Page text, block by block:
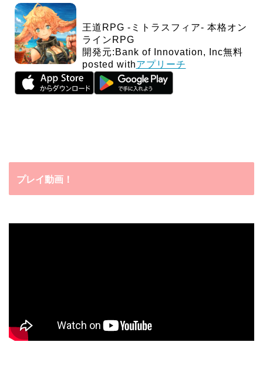
王道RPG -ミトラスフィア- 本格オン
ラインRPG
開発元: Bank of Innovation, Inc無料
posted withアプリーチ
プレイ動画！